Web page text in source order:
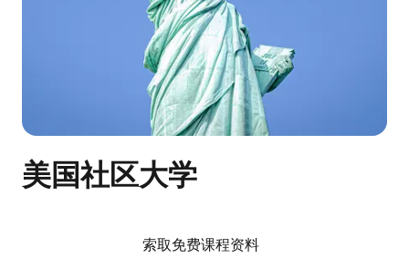
美国社区大学
索取免费课程资料